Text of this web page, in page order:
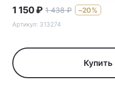
1 150₽ 1 438 ₽ –20%
Артикул: 313274
Купить